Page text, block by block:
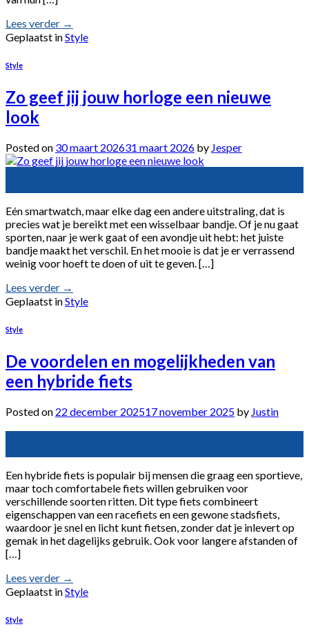
Lees verder →
Geplaatst inStyle
Style
Zo geef jij jouw horloge een nieuwe
look
Posted on 30 maart 202631 maart 2026 by Jesper
Eén smartwatch, maar elke dag een andere uitstraling, dat is
precies wat je bereikt met een wisselbaar bandje. Of je nu gaat
sporten, naar je werk gaat of een avondje uit hebt: het juiste
bandje maakt het verschil. En het mooie is dat je er verrassend
weinig voor hoeft te doen of uit te geven. […]
Lees verder →
Geplaatst inStyle
Style
De voordelen en mogelijkheden van
een hybride fiets
Posted on 22 december 202517 november 2025 by Justin
Een hybride fiets is populair bij mensen die graag een sportieve,
maar toch comfortabele fiets willen gebruiken voor
verschillende soorten ritten. Dit type fiets combineert
eigenschappen van een racefiets en een gewone stadsfiets,
waardoor je snel en licht kunt fietsen, zonder dat je inlevert op
gemak in het dagelijks gebruik. Ook voor langere afstanden of
[…]
Lees verder →
Geplaatst inStyle
Style